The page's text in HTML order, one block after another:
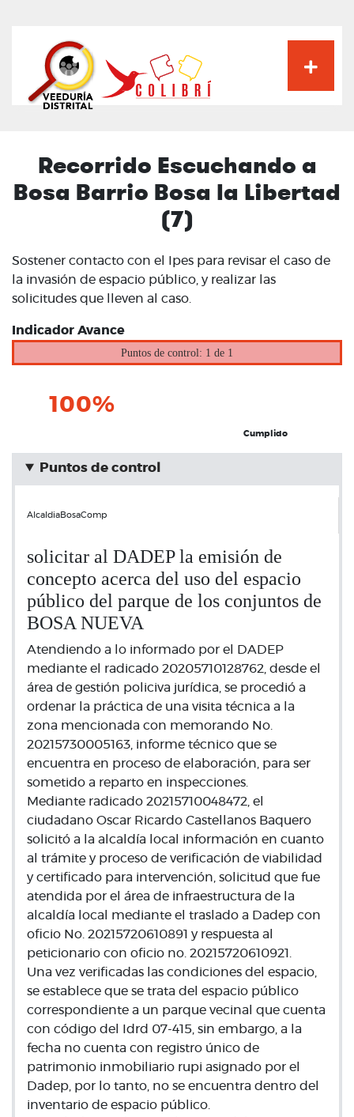
principal
Recorrido Escuchando a
Bosa Barrio Bosa la Libertad
(7)
Sostener contacto con el Ipes para revisar el caso de
la invasión de espacio público, y realizar las
solicitudes que lleven al caso.
Indicador Avance
Puntos de control: 1 de 1
100%
Cumplido
Puntos de control
AlcaldiaBosaComp
solicitar al DADEP la emisión de
concepto acerca del uso del espacio
público del parque de los conjuntos de
BOSA NUEVA
Atendiendo a lo informado por el DADEP
mediante el radicado 20205710128762, desde el
área de gestión policiva jurídica, se procedió a
ordenar la práctica de una visita técnica a la
zona mencionada con memorando No.
20215730005163, informe técnico que se
encuentra en proceso de elaboración, para ser
sometido a reparto en inspecciones.
Mediante radicado 20215710048472, el
ciudadano Oscar Ricardo Castellanos Baquero
solicitó a la alcaldía local información en cuanto
al trámite y proceso de verificación de viabilidad
y certificado para intervención, solicitud que fue
atendida por el área de infraestructura de la
alcaldía local mediante el traslado a Dadep con
oficio No. 20215720610891 y respuesta al
peticionario con oficio no. 20215720610921.
Una vez verificadas las condiciones del espacio,
se establece que se trata del espacio público
correspondiente a un parque vecinal que cuenta
con código del Idrd 07-415, sin embargo, a la
fecha no cuenta con registro único de
patrimonio inmobiliario rupi asignado por el
Dadep, por lo tanto, no se encuentra dentro del
inventario de espacio público.